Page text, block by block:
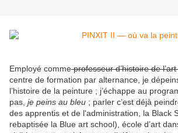
Employé commeprofesseur d’histoire de l’art
centre de formation par alternance, je
l’histoire de la peinture ; j’échappe au
pas, je peins au bleu ; parler c’est déjà
des apprentis et de l'administration, la Black
rebaptisée la Blue art school), école d’art